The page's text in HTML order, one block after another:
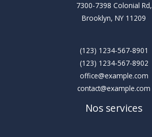
7300-7398 Colonial Rd,
Brooklyn, NY 11209
(123) 1234-567-8901
(123) 1234-567-8902
office@example.com
contact@example.com
Nos services